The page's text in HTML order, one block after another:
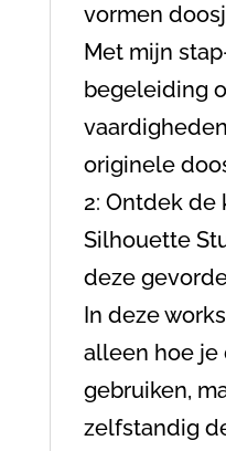
vormen
Met mijn
begeleiding
originele
2: Ontdek de
Silhouette
deze
In deze
alleen hoe je
gebruiken,
zelfstandig